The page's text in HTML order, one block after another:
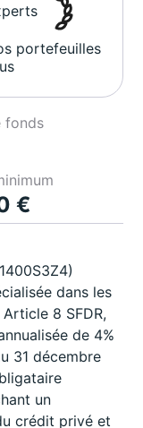
portefeuilles
fonds
€
dans les
8 SFDR,
de 4%
31 décembre
un
crédit privé et